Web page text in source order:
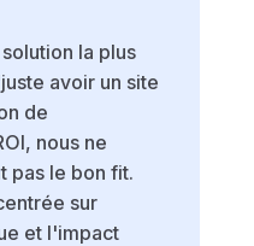
la plus
avoir un site
de
nous ne
pas le bon fit.
sur
et l'impact